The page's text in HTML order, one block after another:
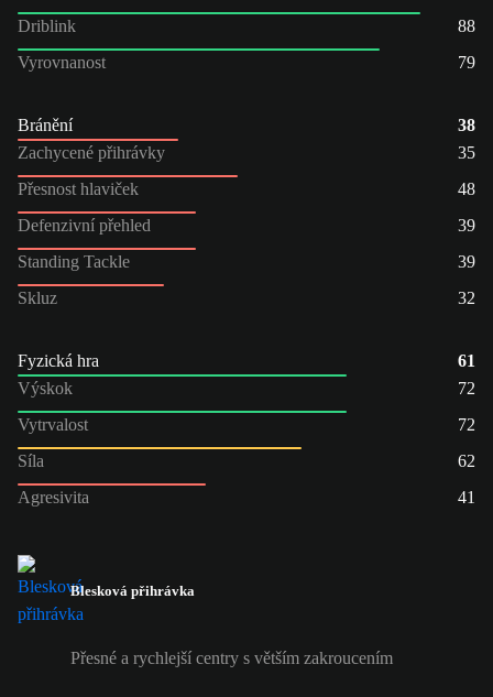
Driblink
88
Vyrovnanost
79
Bránění
38
Zachycené přihrávky
35
Přesnost hlaviček
48
Defenzivní přehled
39
Standing Tackle
39
Skluz
32
Fyzická hra
61
Výskok
72
Vytrvalost
72
Síla
62
Agresivita
41
Blesková přihrávka
Přesné a rychlejší centry s větším zakroucením